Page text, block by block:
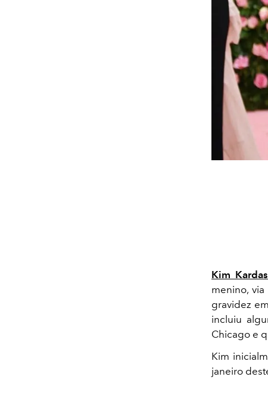
Kim
menino,
gravidez
incluiu
Chicago e
Kim
janeiro